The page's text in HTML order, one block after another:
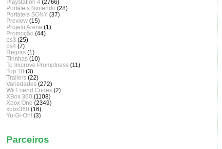
Playstation 4 (2766)
Portáteis Nintendo (28)
Portáteis SONY (37)
Preview (15)
Projeto Arena (1)
Promoção (44)
ps3 (25)
ps4 (7)
Regras (1)
Tirinhas (10)
To Improve Promptness (11)
Top 10 (3)
Trailers (22)
Variedades (272)
Wii Friend Codes (2)
XBox 360 (1108)
Xbox One (2349)
xbox360 (16)
Yu-Gi-Oh! (3)
Parceiros